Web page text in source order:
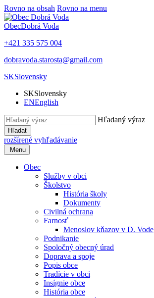
Rovno na obsah Rovno na menu
ObecDobrá Voda
+421 335 575 004
dobravoda.starosta@gmail.com
SKSlovensky
SKSlovensky
ENEnglish
Hľadaný výraz
Hľadať
rozšírené vyhľadávanie
Menu
Obec
Služby v obci
Školstvo
História školy
Dokumenty
Civilná ochrana
Farnosť
Menoslov kňazov v D. Vode
Podnikanie
Spoločný obecný úrad
Doprava a spoje
Popis obce
Tradície v obci
Insígnie obce
História obce